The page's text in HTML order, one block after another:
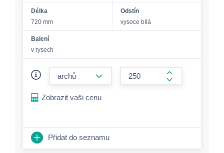
Délka
720 mm
Odstín
vysoce bílá
Balení
v rysech
form.increase-
Zobrazit vaši cenu
Přidat do seznamu